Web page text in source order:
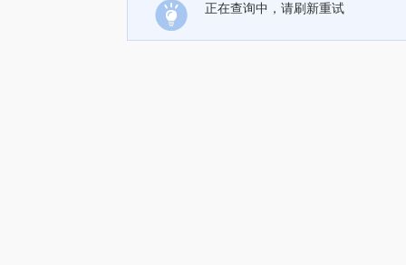
正在查询中，请刷新重试